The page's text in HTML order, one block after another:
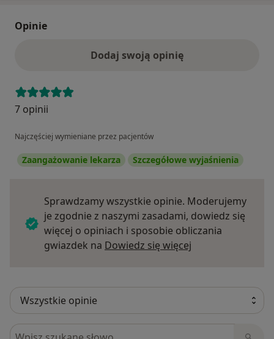
Opinie
Dodaj swoją opinię
7 opinii
Najczęściej wymieniane przez pacjentów
Zaangażowanie lekarza Szczegółowe wyjaśnienia
Sprawdzamy wszystkie opinie. Moderujemy
je zgodnie z naszymi zasadami, dowiedz się
więcej o opiniach i sposobie obliczania
gwiazdek na Dowiedz się więcej
Szukaj w opiniach